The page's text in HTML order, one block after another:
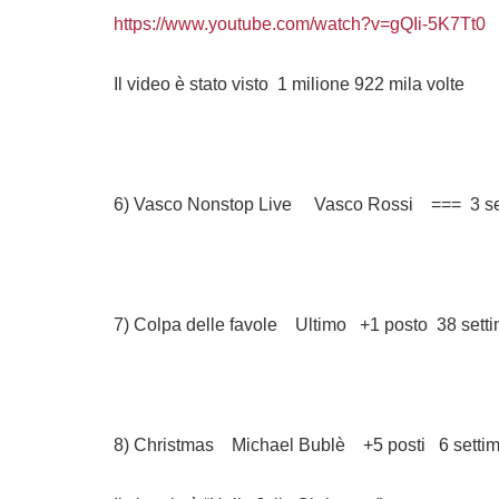
https://www.youtube.com/watch?v=gQIi-5K7Tt0
Il video è stato visto 1 milione 922 mila volte
6) Vasco Nonstop Live Vasco Rossi === 3
7) Colpa delle favole Ultimo +1 posto 38
8) Christmas Michael Bublè +5 posti 6